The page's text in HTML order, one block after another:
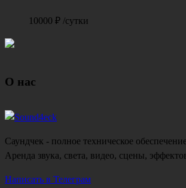
10000 ₽ /сутки
О нас
Саундчек - полное техническое
Аренда звука, света, видео, сцены,
Написать в Телеграм